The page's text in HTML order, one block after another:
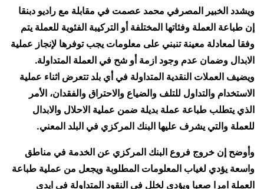
ويشدد الخبير المصرفي محمد عصمت في مقابلة مع راديو دبنقا
إن طباعة العملة وفئاتها المختلفة أو التركيبة الفئوية للعملة يتم
وفقا لمعادلة معينة تنبني على معلومات يجب توفرها لإنجاز عملية
الابدال وضمان عدم وجود ازمة أو شح في العملة المتداولة.
ويضيف العملات النقدية المتداولة في أي بلد تتعرض اثناء عملية
الاستخدام والتداول للتلف والضياع والاحتراق والفقدان، الأمر
الذي يتطلب طباعة عملة بديلة ضمن عملية الاحلال والابدال
للعملة والتي يشرف عليها البنك المركزي في البلد المعني.
وأوضح إن خروج فروع البنك المركزي عن الخدمة في مناطق
واسعة يؤدي لغياب المعلومات المطلوبة ويجعل من عملية طباعة
العملة امرا صعبا ويؤدي لخلل في النقود المتداولة في ايدي